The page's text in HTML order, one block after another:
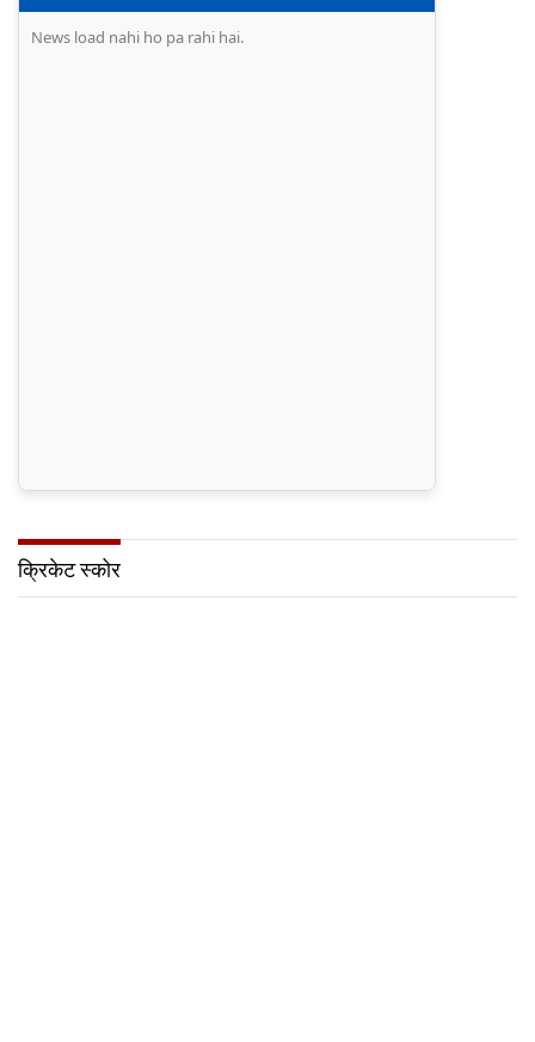
News load nahi ho pa rahi hai.
क्रिकेट स्कोर